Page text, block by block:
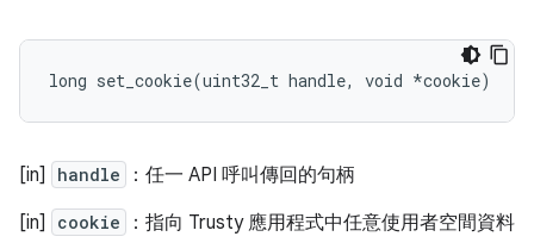
long set_cookie(uint32_t handle, void *cookie)
[in] handle
：任一 API 呼叫傳回的句柄
[in]
cookie
：指向 Trusty 應用程式中任意使用者空間資料